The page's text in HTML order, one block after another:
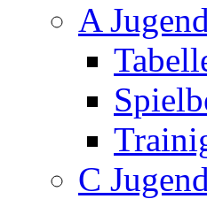
A Jugend
C Jugend